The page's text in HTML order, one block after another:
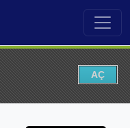
AÇ